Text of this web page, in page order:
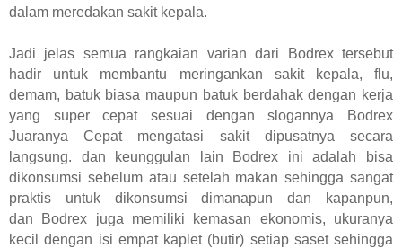
dalam meredakan sakit kepala.
Jadi jelas semua rangkaian varian dari Bodrex tersebut
hadir untuk membantu meringankan sakit kepala, flu,
demam, batuk biasa maupun batuk berdahak dengan kerja
yang super cepat sesuai dengan slogannya Bodrex
Juaranya Cepat mengatasi sakit dipusatnya secara
langsung. dan keunggulan lain Bodrex ini adalah
bisa
dikonsumsi sebelum atau setelah makan sehingga sangat
praktis untuk dikonsumsi dimanapun dan kapanpun,
dan Bodrex juga memiliki kemasan ekonomis, ukuranya
kecil dengan isi empat kaplet (butir) setiap saset sehingga